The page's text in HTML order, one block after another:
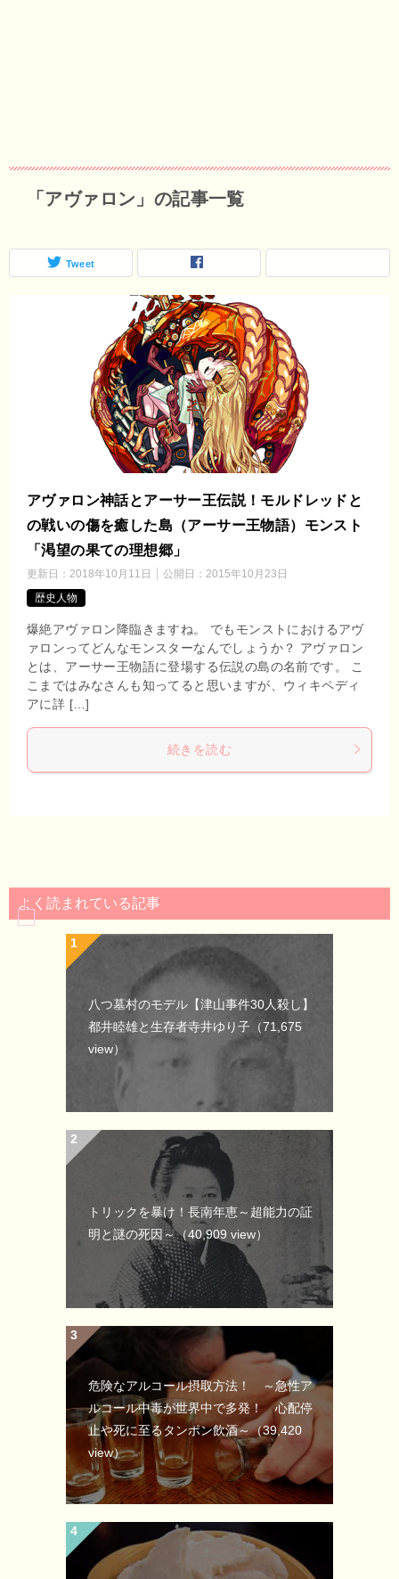
「アヴァロン」の記事一覧
Tweet
アヴァロン神話とアーサー王伝説！モルドレッドと
の戦いの傷を癒した島（アーサー王物語）モンスト
「渇望の果ての理想郷」
更新日： 2018年10月11日 公開日： 2015年10月23日
歴史人物
爆絶アヴァロン降臨きますね。 でもモンストにおけるアヴ
ァロンってどんなモンスターなんでしょうか？ アヴァロン
とは、アーサー王物語に登場する伝説の島の名前です。 こ
こまではみなさんも知ってると思いますが、ウィキペディ
アに詳 […]
続きを読む
よく読まれている記事
八つ墓村のモデル【津山事件30人殺し】
都井睦雄と生存者寺井ゆり子 （71,675
view）
トリックを暴け！長南年恵～超能力の証
明と謎の死因～（40,909 view）
危険なアルコール摂取方法！ ～急性ア
ルコール中毒が世界中で多発！ 心配停
止や死に至るタンポン飲酒～（39,420
view）